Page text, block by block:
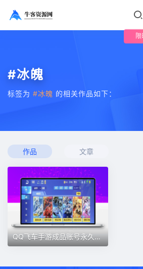
#冰魄
标签为 #冰魄 的相关作品如下：
作品 文章
QQ飞车手游成品账号永久皮肤机甲孙悟空源极之星冰魄魔法